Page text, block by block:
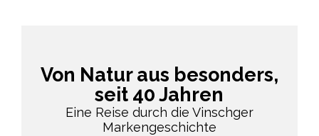
Von Natur aus besonders,
seit 40 Jahren
Eine Reise durch die Vinschger
Markengeschichte